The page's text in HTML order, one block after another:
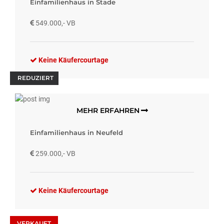
Einfamilienhaus in Stade
549.000,- VB
Keine Käufercourtage
REDUZIERT
MEHR ERFAHREN
Einfamilienhaus in Neufeld
259.000,- VB
Keine Käufercourtage